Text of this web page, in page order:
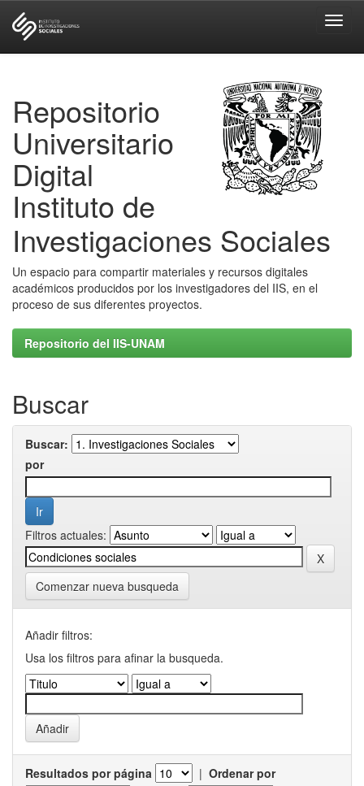
Repositorio
Universitario
Digital
Instituto de
Investigaciones Sociales
Un espacio para compartir materiales y recursos digitales
académicos producidos por los investigadores del IIS, en el
proceso de sus diferentes proyectos.
Repositorio del IIS-UNAM
Buscar
Buscar:
por
Filtros actuales:
Comenzar nueva busqueda
Añadir filtros:
Usa los filtros para afinar la busqueda.
Resultados por página | Ordenar por